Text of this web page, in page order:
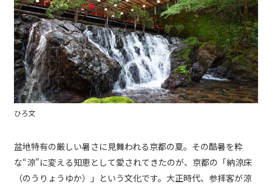
ひろ文
盆地特有の厳しい暑さに見舞われる京都の夏。その酷暑を粋
な“涼”に変える知恵として愛されてきたのが、京都の「納涼床
（のうりょうゆか）」という文化です。大正時代、参拝客が涼